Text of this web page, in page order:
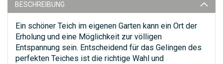
BESCHREIBUNG
Ein schöner Teich im eigenen Garten kann ein Ort der
Erholung und eine Möglichkeit zur völligen
Entspannung sein. Entscheidend für das Gelingen des
perfekten Teiches ist die richtige Wahl und